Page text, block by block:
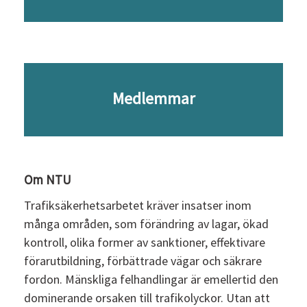
Medlemmar
Om NTU
Trafiksäkerhetsarbetet kräver insatser inom
många områden, som förändring av lagar, ökad
kontroll, olika former av sanktioner, effektivare
förarutbildning, förbättrade vägar och säkrare
fordon. Mänskliga felhandlingar är emellertid den
dominerande orsaken till trafikolyckor. Utan att